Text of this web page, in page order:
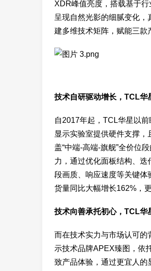
XDR峰值亮度，搭载基于
呈现自然光影的细腻变化，
建多维技术矩阵，赋能三款
技术自研驱动增长，TCL
自2017年起，TCL华星以
显示实验室提供硬件支撑
盖“中端-高端-旗舰”全价位
力，通过优化面板结构、
段画质、响应速度等关键体
货量同比大幅增长162%，
技术向善承托初心，TCL
而在技术实力与市场认可
示技术品牌APEX臻图，依
致产品体验，通过更宜人的